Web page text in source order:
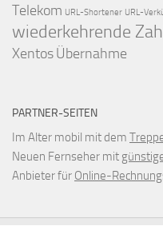
Telekom URL-Shortener URL-
wiederkehrende
XentosÜbernahme
PARTNER-SEITEN
Im Alter mobil mit dem
Neuen Fernseher mit
Anbieter für Online-